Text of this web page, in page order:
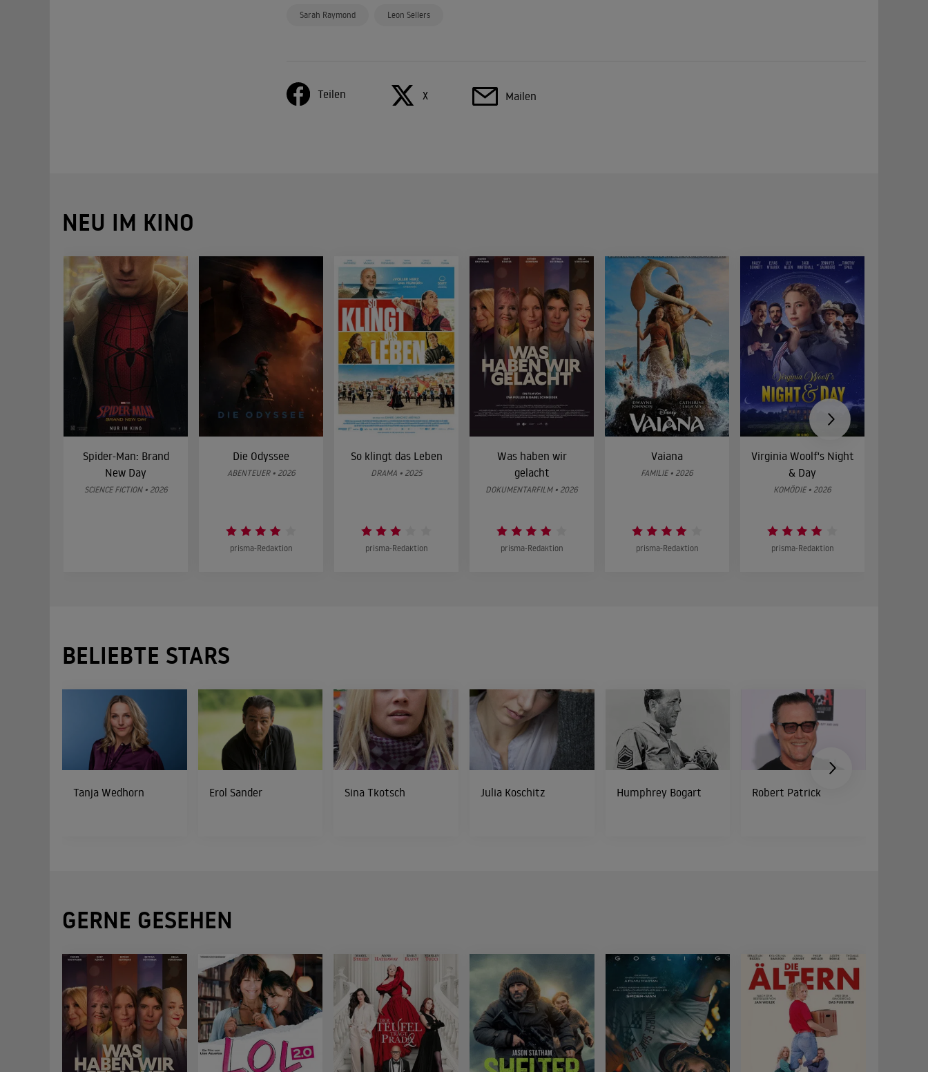
Sarah Raymond Leon Sellers
Teilen X Mailen
NEU IM KINO
Spider-Man: Brand
New Day
SCIENCE FICTION • 2026
Die Odyssee
ABENTEUER • 2026
prisma-Redaktion
So klingt das Leben
DRAMA • 2025
prisma-Redaktion
Was haben wir
gelacht
DOKUMENTARFILM • 2026
prisma-Redaktion
Vaiana
FAMILIE • 2026
prisma-Redaktion
Virginia Woolf's Night
& Day
KOMÖDIE • 2026
prisma-Redaktion
BELIEBTE STARS
Tanja Wedhorn Erol Sander Sina Tkotsch Julia Koschitz Humphrey Bogart Robert Patrick
GERNE GESEHEN